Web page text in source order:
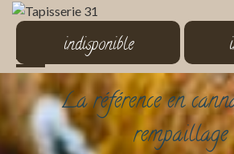
indisponible
La référence en
rempaillage